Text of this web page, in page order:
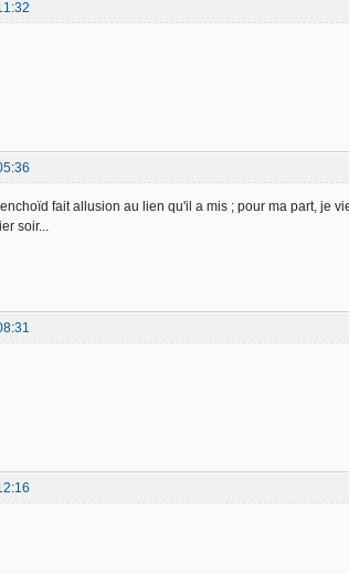
fait allusion au lien qu'il a mis ; pour ma part, je
soir...